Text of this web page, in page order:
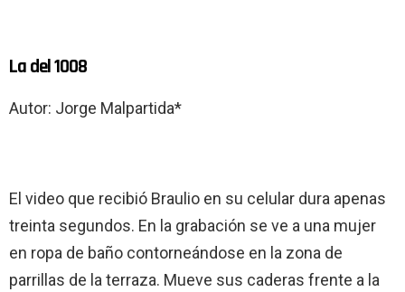
La del 1008
Autor: Jorge Malpartida*
El video que recibió Braulio en su celular dura apenas
treinta segundos. En la grabación se ve a una mujer
en ropa de baño contorneándose en la zona de
parrillas de la terraza. Mueve sus caderas frente a la